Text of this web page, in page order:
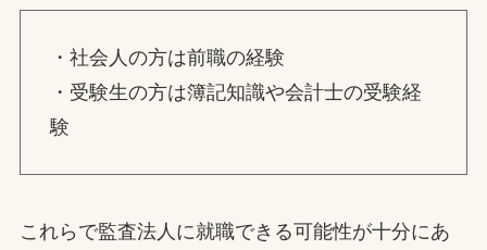
・社会人の方は前職の経験
・受験生の方は簿記知識や会計士の受験経
験
これらで監査法人に就職できる可能性が十分にあ